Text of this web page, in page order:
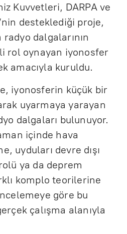
Kuvvetleri, DARPA ve
desteklediği proje,
dalgalarının
rol oynayan iyonosfer
amacıyla kuruldu.
iyonosferin küçük bir
uyarmaya yarayan
dalgaları bulunuyor.
içinde hava
uyduları devre dışı
ya da deprem
komplo teorilerine
göre bu
çalışma alanıyla